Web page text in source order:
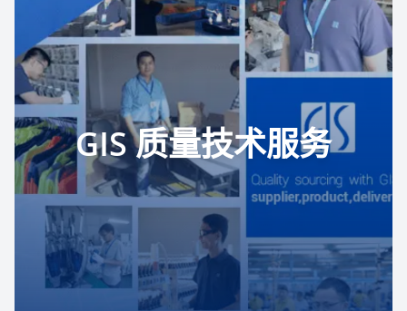
GIS 质量技术服务